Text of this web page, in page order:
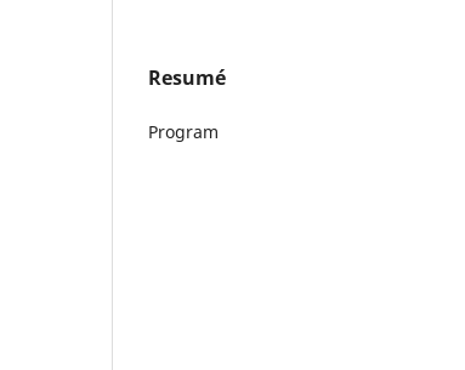
Resumé
Program